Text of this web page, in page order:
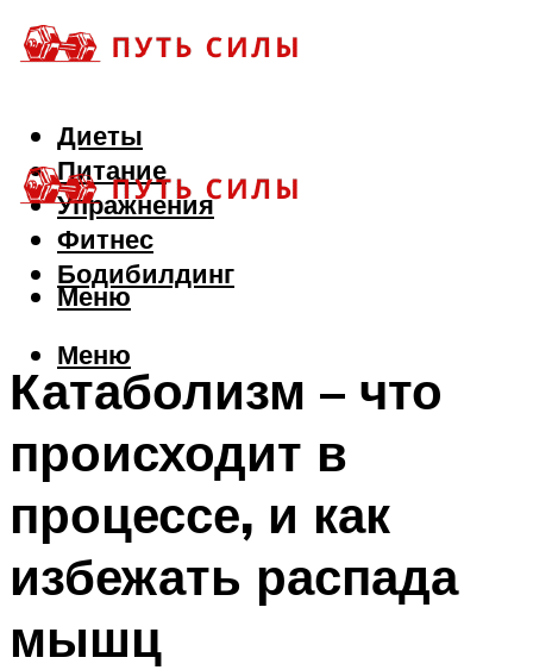
Диеты
Питание
Упражнения
Фитнес
Бодибилдинг
Меню
Меню
Катаболизм – что
происходит в
процессе, и как
избежать распада
мышц